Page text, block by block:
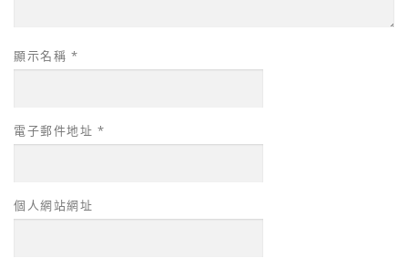
顯示名稱 *
電子郵件地址 *
個人網站網址